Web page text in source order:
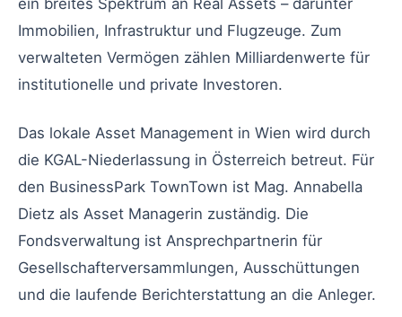
ein breites Spektrum an Real Assets – darunter
Immobilien, Infrastruktur und Flugzeuge. Zum
verwalteten Vermögen zählen Milliardenwerte für
institutionelle und private Investoren.
Das lokale Asset Management in Wien wird durch
die KGAL-Niederlassung in Österreich betreut. Für
den BusinessPark TownTown ist Mag. Annabella
Dietz als Asset Managerin zuständig. Die
Fondsverwaltung ist Ansprechpartnerin für
Gesellschafterversammlungen, Ausschüttungen
und die laufende Berichterstattung an die Anleger.